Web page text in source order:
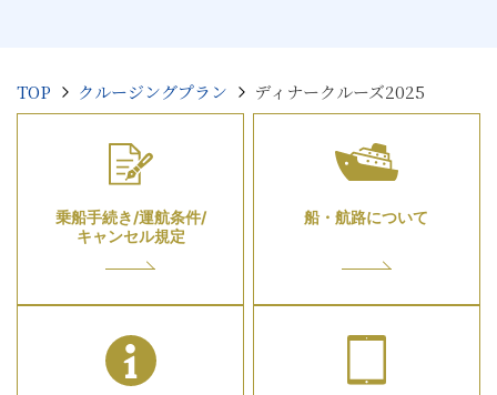
TOP クルージングプラン ディナークルーズ2025
乗船手続き/運航条件/
キャンセル規定
船・航路について